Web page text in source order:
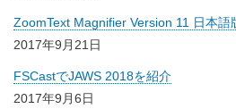
ZoomText Magnifier Version 11 日本語
2017年9月21日
FSCastでJAWS 2018を紹介
2017年9月6日